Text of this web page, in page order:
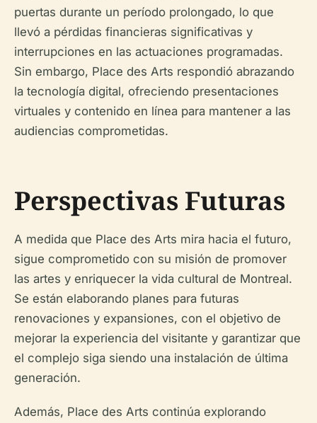
puertas durante un período prolongado, lo que
llevó a pérdidas financieras significativas y
interrupciones en las actuaciones programadas.
Sin embargo, Place des Arts respondió abrazando
la tecnología digital, ofreciendo presentaciones
virtuales y contenido en línea para mantener a las
audiencias comprometidas.
Perspectivas Futuras
A medida que Place des Arts mira hacia el futuro,
sigue comprometido con su misión de promover
las artes y enriquecer la vida cultural de Montreal.
Se están elaborando planes para futuras
renovaciones y expansiones, con el objetivo de
mejorar la experiencia del visitante y garantizar que
el complejo siga siendo una instalación de última
generación.
Además, Place des Arts continúa explorando